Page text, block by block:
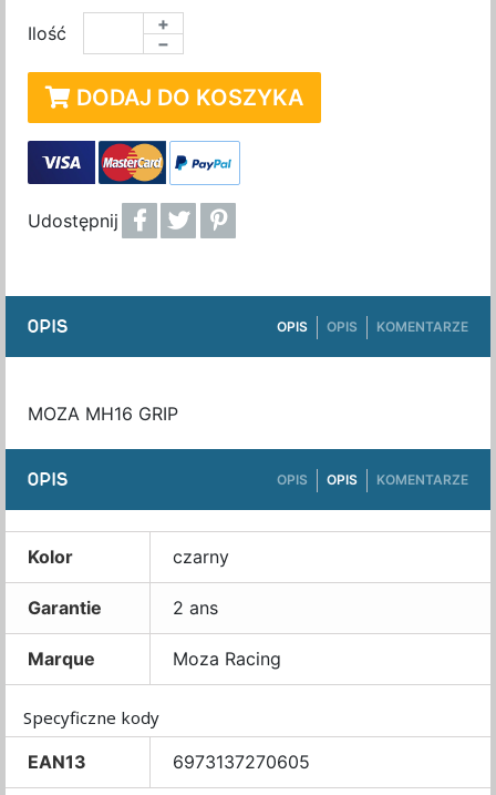
Ilość −
+
DODAJ DO KOSZYKA
Udostępnij
OPIS OPIS OPIS KOMENTARZE
MOZA MH16 GRIP
OPIS OPIS OPIS KOMENTARZE
Kolor czarny
Garantie 2 ans
Marque Moza Racing
Specyficzne kody
EAN13
6973137270605